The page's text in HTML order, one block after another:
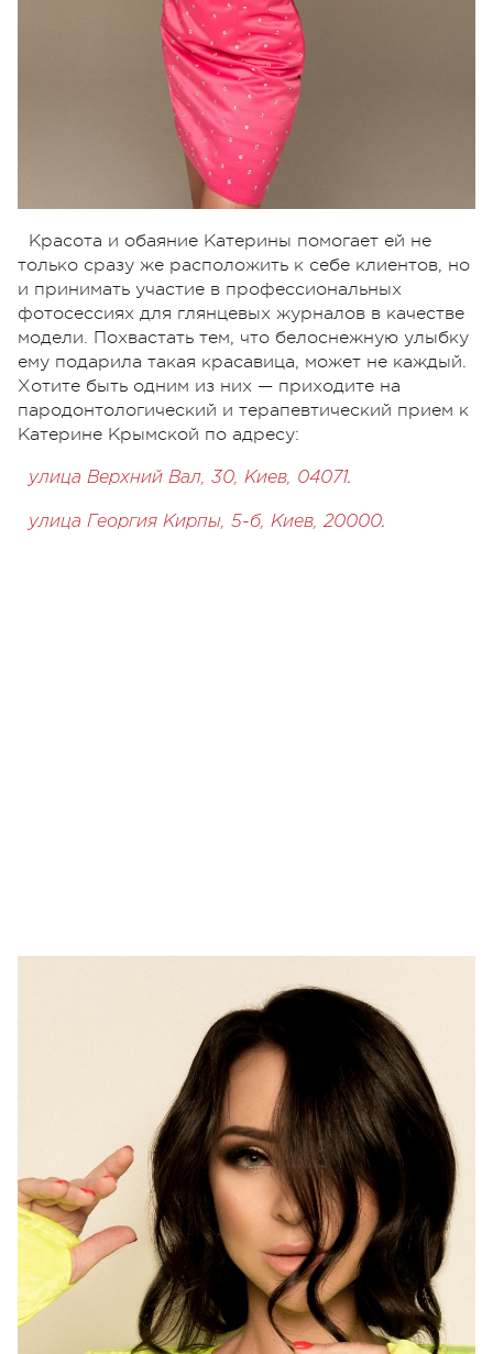
Красота и обаяние Катерины помогает ей не
только сразу же расположить к себе клиентов, но
и принимать участие в профессиональных
фотосессиях для глянцевых журналов в качестве
модели. Похвастать тем, что белоснежную улыбку
ему подарила такая красавица, может не каждый.
Хотите быть одним из них — приходите на
пародонтологический и терапевтический прием к
Катерине Крымской по адресу:
улица Верхний Вал, 30, Киев, 04071.
улица Георгия Кирпы, 5-б, Киев, 20000.